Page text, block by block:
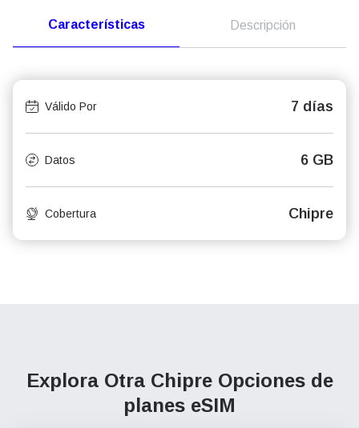
Características Descripción
Válido Por 7 días
Datos 6 GB
Cobertura Chipre
Explora Otra Chipre Opciones de
planes eSIM